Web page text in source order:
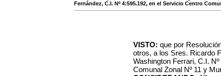
Fernández, C.I. Nº 4:595.192, en el Servicio Centro
VISTO: que por
otros, a los Sres. Ricardo
Washington Ferrari, C.I.
Comunal Zonal Nº 11 y